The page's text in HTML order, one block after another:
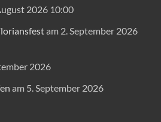
2026 10:00
am 2. September 2026
2026
am 5. September 2026